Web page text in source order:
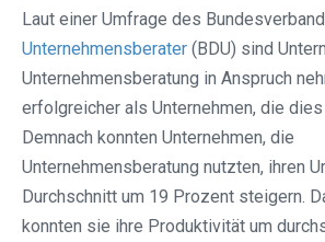
Laut einer Umfrage des
Unternehmensberater (BDU) sind
Unternehmensberatung in Anspruch
erfolgreicher als Unternehmen, die dies
Demnach konnten Unternehmen, die
Unternehmensberatung nutzten, ihren
Durchschnitt um 19 Prozent steigern.
konnten sie ihre Produktivität um